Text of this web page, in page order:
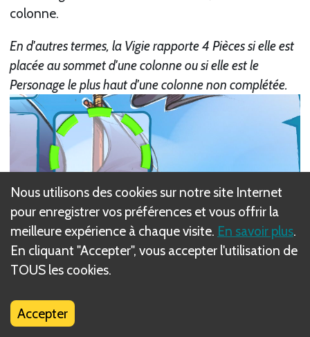
colonne.
En d'autres termes, la Vigie rapporte 4 Pièces si elle est
placée au sommet d'une colonne ou si elle est le
Personage le plus haut d'une colonne non complétée.
Nous utilisons des cookies sur notre site Internet
pour enregistrer vos préférences et vous offrir la
meilleure expérience à chaque visite. En savoir plus.
En cliquant "Accepter", vous accepter l'utilisation de
TOUS les cookies.
Accepter